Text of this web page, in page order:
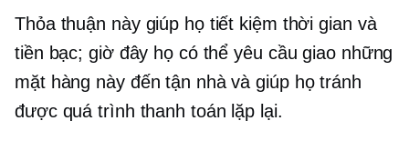
Thỏa thuận này giúp họ tiết kiệm thời gian và
tiền bạc; giờ đây họ có thể yêu cầu giao những
mặt hàng này đến tận nhà và giúp họ tránh
được quá trình thanh toán lặp lại.